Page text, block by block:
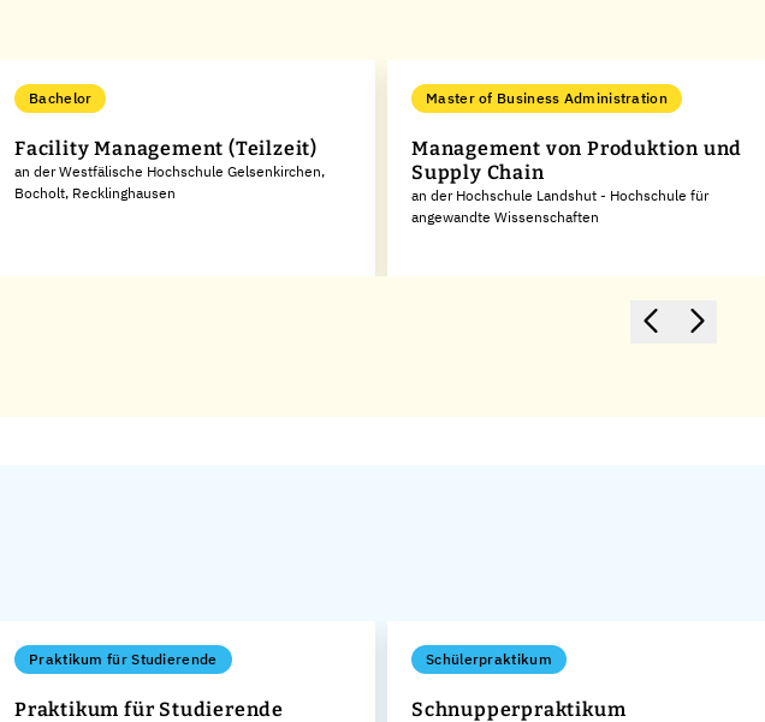
Bachelor
Facility Management (Teilzeit)
an der Westfälische Hochschule Gelsenkirchen,
Bocholt, Recklinghausen
Master of Business Administration
Management von Produktion und
Supply Chain
an der Hochschule Landshut - Hochschule für
angewandte Wissenschaften
Praktikum für Studierende
Praktikum für Studierende
Schülerpraktikum
Schnupperpraktikum